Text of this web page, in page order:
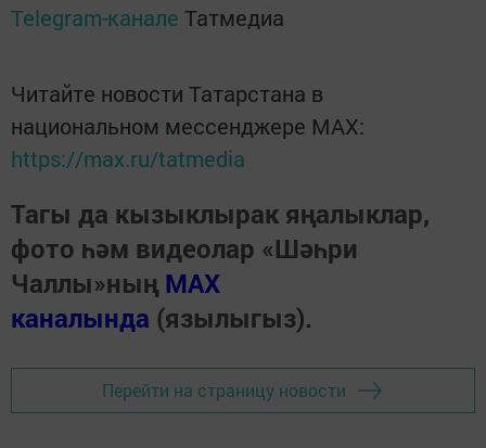
Telegram-канале Татмедиа
Читайте новости Татарстана в
национальном мессенджере MАХ:
https://max.ru/tatmedia
Тагы да кызыклырак яңалыклар,
фото һәм видеолар «Шәһри
Чаллы»ның MAX
каналында (язылыгыз).
Перейти на страницу новости